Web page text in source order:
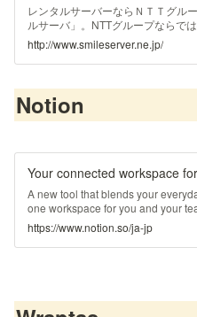
レンタルサーバーならＮＴＴグル
ルサーバ」。NTTグループならで
ポート」を実現。
http://www.smileserver.ne.jp/
Notion
Your connected workspace
A new tool that blends your
one workspace for you and your
https://www.notion.so/ja-jp